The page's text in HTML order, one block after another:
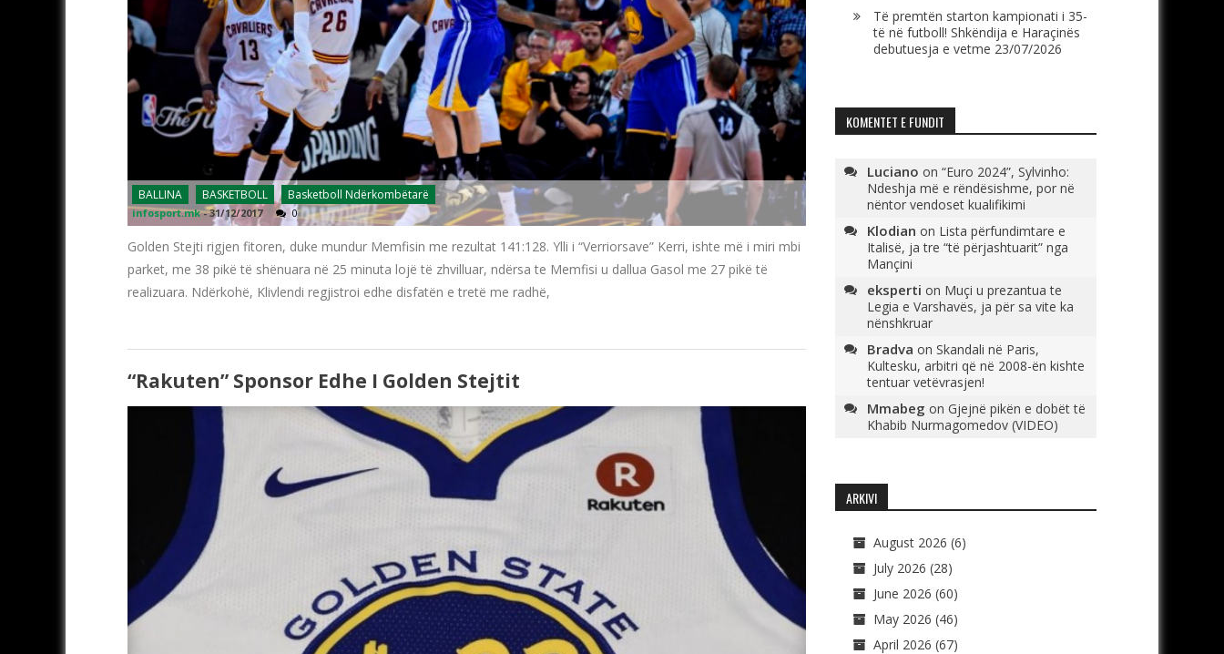
BALLINA BASKETBOLL Basketboll Ndërkombëtarë
infosport.mk -31/12/2017 0
Golden Stejti rigjen fitoren, duke mundur Memfisin me rezultat 141:128. Ylli i “Verriorsave” Kerri, ishte më i miri mbi
parket, me 38 pikë të shënuara në 25 minuta lojë të zhvilluar, ndërsa te Memfisi u dallua Gasol me 27 pikë të
realizuara. Ndërkohë, Klivlendi regjistroi edhe disfatën e tretë me radhë,
“Rakuten” Sponsor Edhe I Golden Stejtit
Të premtën starton kampionati i 35-
të në futboll! Shkëndija e Haraçinës
debutuesja e vetme 23/07/2026
KOMENTET E FUNDIT
Luciano on “Euro 2024”, Sylvinho:
Ndeshja më e rëndësishme, por në
nëntor vendoset kualifikimi
Klodian on Lista përfundimtare e
Italisë, ja tre “të përjashtuarit” nga
Mançini
eksperti on Muçi u prezantua te
Legia e Varshavës, ja për sa vite ka
nënshkruar
Bradva on Skandali në Paris,
Kultesku, arbitri që në 2008-ën kishte
tentuar vetëvrasjen!
Mmabeg on Gjejnë pikën e dobët të
Khabib Nurmagomedov (VIDEO)
ARKIVI
August 2026 (6)
July 2026 (28)
June 2026 (60)
May 2026 (46)
April 2026 (67)